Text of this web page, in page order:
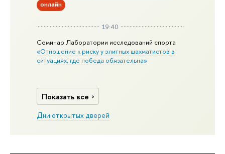
онлайн
19:40
Семинар Лаборатории исследований спорта
«Отношение к риску у элитных шахматистов в
ситуациях, где победа обязательна»
Показать все
Дни открытых дверей